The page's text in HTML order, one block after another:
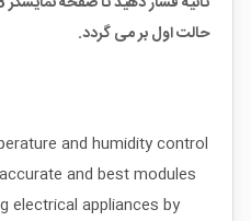
حالت اول بر می گردد.
and humidity control
and best modules
electrical appliances by